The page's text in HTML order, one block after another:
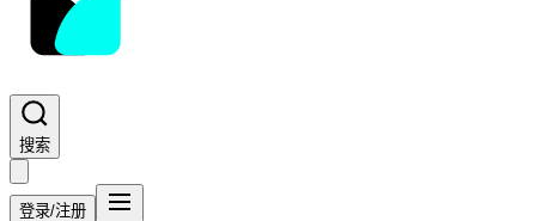
搜索
登录/注册